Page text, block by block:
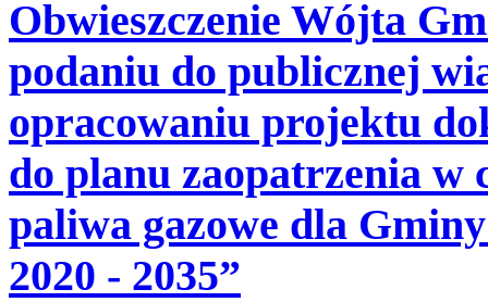
Obwieszczenie Wójta
podaniu do publicznej
opracowaniu projektu
do planu zaopatrzenia w
paliwa gazowe dla
2020 - 2035”